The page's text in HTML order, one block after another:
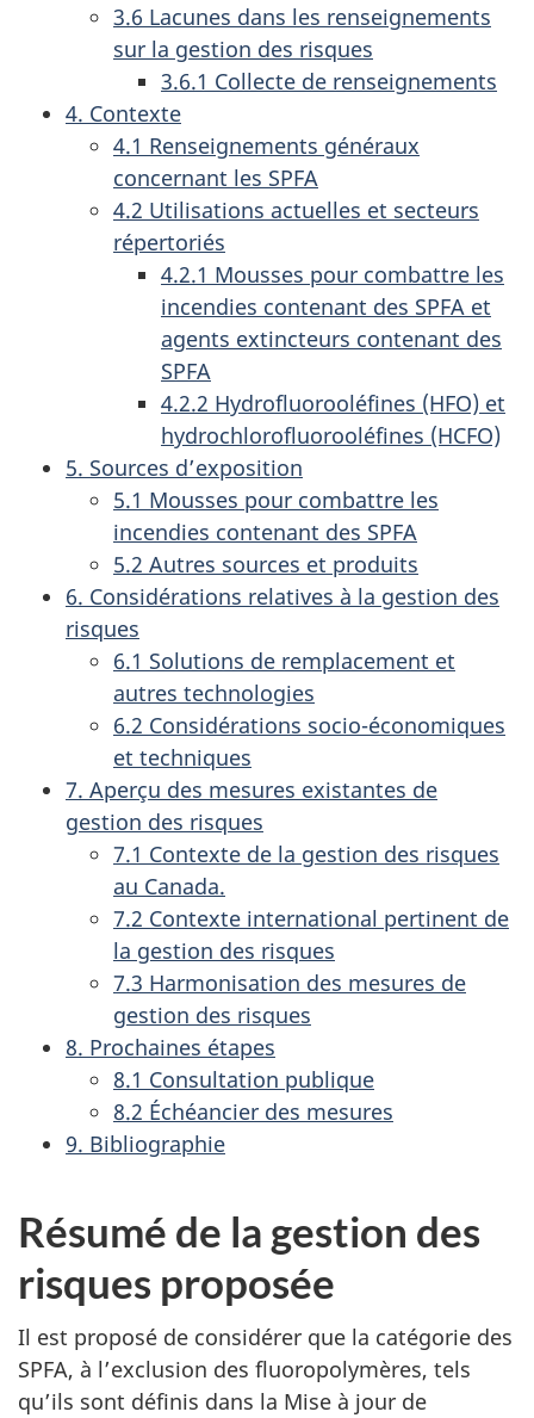
3.6 Lacunes dans les renseignements
sur la gestion des risques
3.6.1 Collecte de renseignements
4. Contexte
4.1 Renseignements généraux
concernant les SPFA
4.2 Utilisations actuelles et secteurs
répertoriés
4.2.1 Mousses pour combattre les
incendies contenant des SPFA et
agents extincteurs contenant des
SPFA
4.2.2 Hydrofluorooléfines (HFO) et
hydrochlorofluorooléfines (HCFO)
5. Sources d’exposition
5.1 Mousses pour combattre les
incendies contenant des SPFA
5.2 Autres sources et produits
6. Considérations relatives à la gestion des
risques
6.1 Solutions de remplacement et
autres technologies
6.2 Considérations socio-économiques
et techniques
7. Aperçu des mesures existantes de
gestion des risques
7.1 Contexte de la gestion des risques
au Canada.
7.2 Contexte international pertinent de
la gestion des risques
7.3 Harmonisation des mesures de
gestion des risques
8. Prochaines étapes
8.1 Consultation publique
8.2 Échéancier des mesures
9. Bibliographie
Résumé de la gestion des
risques proposée
Il est proposé de considérer que la catégorie des
SPFA, à l’exclusion des fluoropolymères, tels
qu’ils sont définis dans la Mise à jour de